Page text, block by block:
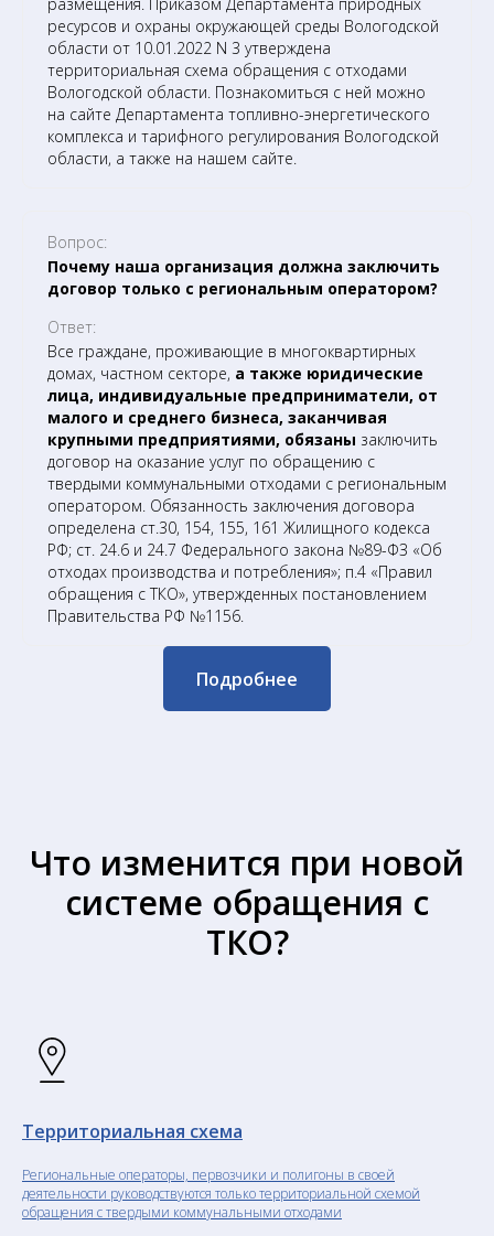
ресурсов и охраны окружающей среды Вологодской
области от 10.01.2022 N 3 утверждена
территориальная схема обращения с отходами
Вологодской области. Познакомиться с ней можно
на сайте Департамента топливно-энергетического
комплекса и тарифного регулирования Вологодской
области, а также на нашем сайте.
Вопрос:
Почему наша организация должна заключить
договор только с региональным оператором?
Ответ:
Все граждане, проживающие в многоквартирных
домах, частном секторе, а также юридические
лица, индивидуальные предприниматели, от
малого и среднего бизнеса, заканчивая
крупными предприятиями, обязаны заключить
договор на оказание услуг по обращению с
твердыми коммунальными отходами с региональным
оператором. Обязанность заключения договора
определена ст.30, 154, 155, 161 Жилищного кодекса
РФ; ст. 24.6 и 24.7 Федерального закона №89-ФЗ «Об
отходах производства и потребления»; п.4 «Правил
обращения с ТКО», утвержденных постановлением
Правительства РФ №1156.
Подробнее
Что изменится при новой
системе обращения с
ТКО?
Территориальная схема
Региональные операторы, первозчики и полигоны в своей
деятельности руководствуются только территориальной схемой
обращения с твердыми коммунальными отходами